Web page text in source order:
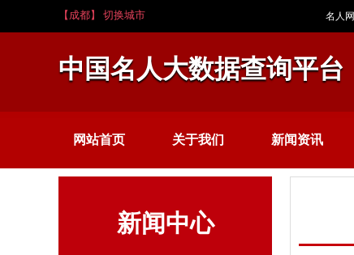
【成都】 切换城市 名人网
中国名人大数据查询平台
网站首页 关于我们 新闻资讯
新闻中心